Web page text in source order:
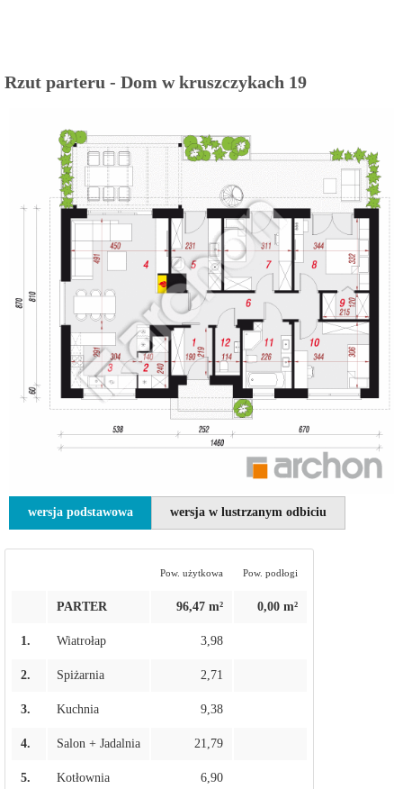
Rzut parteru - Dom w kruszczykach 19
wersja podstawowa wersja w lustrzanym odbiciu
Pow. użytkowa Pow. podłogi
PARTER 96,47 m² 0,00 m²
1. Wiatrołap 3,98
2. Spiżarnia 2,71
3. Kuchnia 9,38
4. Salon + Jadalnia 21,79
5. Kotłownia 6,90